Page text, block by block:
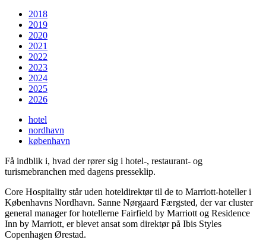
2018
2019
2020
2021
2022
2023
2024
2025
2026
hotel
nordhavn
københavn
Få indblik i, hvad der rører sig i hotel-, restaurant- og
turismebranchen med dagens presseklip.
Core Hospitality står uden hoteldirektør til de to Marriott-hoteller i
Københavns Nordhavn. Sanne Nørgaard Færgsted, der var cluster
general manager for hotellerne Fairfield by Marriott og Residence
Inn by Marriott, er blevet ansat som direktør på Ibis Styles
Copenhagen Ørestad.